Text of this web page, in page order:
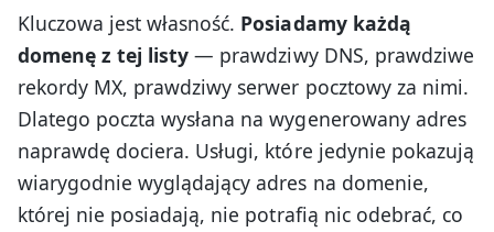
Kluczowa jest własność. Posiadamy każdą
domenę z tej listy — prawdziwy DNS, prawdziwe
rekordy MX, prawdziwy serwer pocztowy za nimi.
Dlatego poczta wysłana na wygenerowany adres
naprawdę dociera. Usługi, które jedynie pokazują
wiarygodnie wyglądający adres na domenie,
której nie posiadają, nie potrafią nic odebrać, co